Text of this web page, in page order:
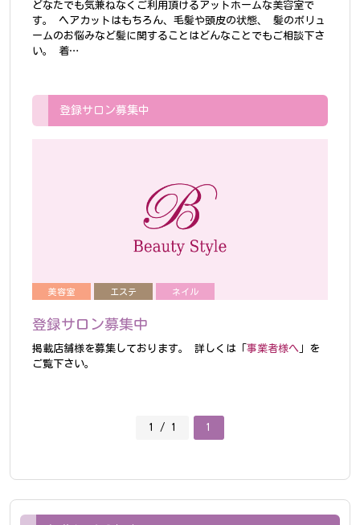
どなたでも気兼ねなくご利用頂けるアットホームな美容室で
す。
ヘアカットはもちろん、毛髪や頭皮の状態、 髪のボリュ
ームのお悩みなど髪に関することはどんなことでもご相談下さ
い。
着…
登録サロン募集中
美容室 エステ ネイル
登録サロン募集中
掲載店舗様を募集しております。 詳しくは「事業者様へ 」を
ご覧下さい。
1 / 1 1